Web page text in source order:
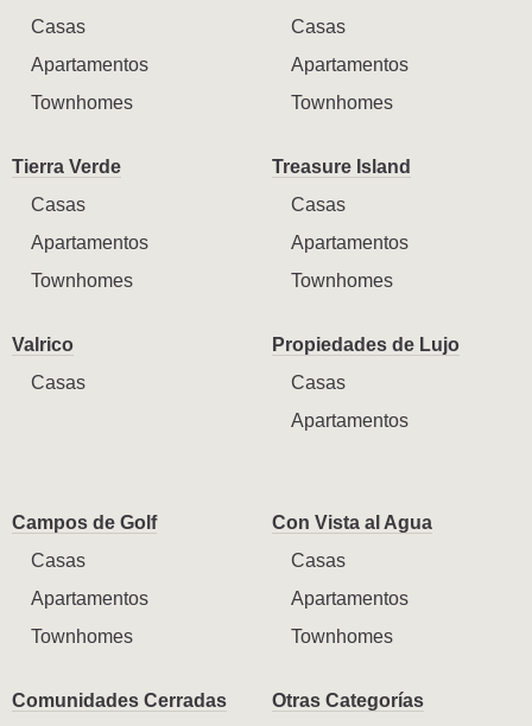
Casas
Apartamentos
Townhomes
Casas
Apartamentos
Townhomes
Tierra Verde
Casas
Apartamentos
Townhomes
Treasure Island
Casas
Apartamentos
Townhomes
Valrico
Casas
Propiedades de Lujo
Casas
Apartamentos
Campos de Golf
Casas
Apartamentos
Townhomes
Con Vista al Agua
Casas
Apartamentos
Townhomes
Comunidades Cerradas
Otras Categorías